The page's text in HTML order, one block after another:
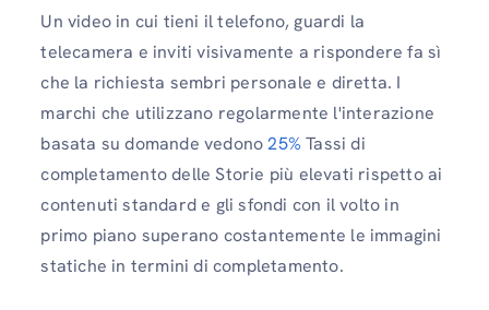
Un video in cui tieni il telefono, guardi la
telecamera e inviti visivamente a rispondere fa sì
che la richiesta sembri personale e diretta. I
marchi che utilizzano regolarmente l'interazione
basata su domande vedono25% Tassi di
completamento delle Storie più elevati rispetto ai
contenuti standard e gli sfondi con il volto in
primo piano superano costantemente le immagini
statiche in termini di completamento.